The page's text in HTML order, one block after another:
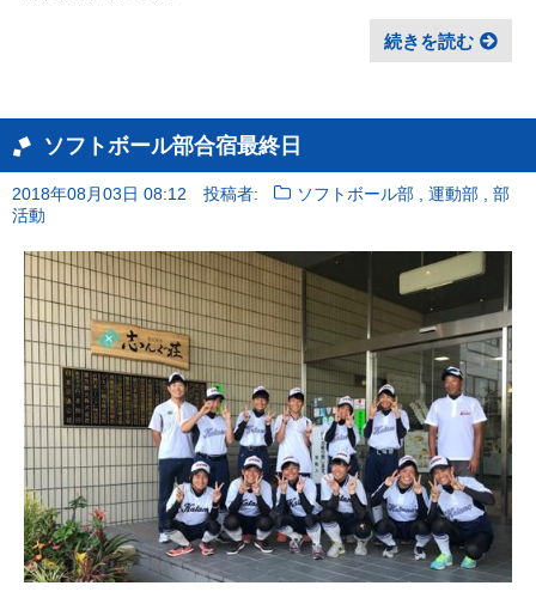
続きを読む
ソフトボール部合宿最終日
2018年08月03日 08:12 投稿者: ソフトボール部 ,運動部 ,部
活動